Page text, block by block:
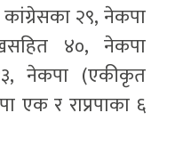
२९, नेकपा
४०, नेकपा
नेकपा (एकीकृत
एक र राप्रपाका ६